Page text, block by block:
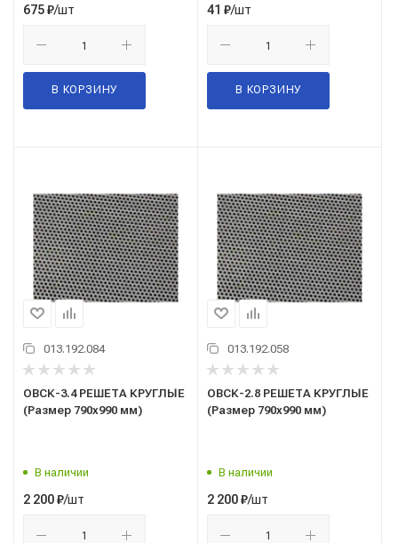
675₽/шт
В КОРЗИНУ
41 ₽/шт
В КОРЗИНУ
013.192.084
ОВСК-3.4 РЕШЕТА КРУГЛЫЕ
(Размер 790х990 мм)
В наличии
2 200₽/шт
013.192.058
ОВСК-2.8 РЕШЕТА КРУГЛЫЕ
(Размер 790х990 мм)
В наличии
2 200₽/шт